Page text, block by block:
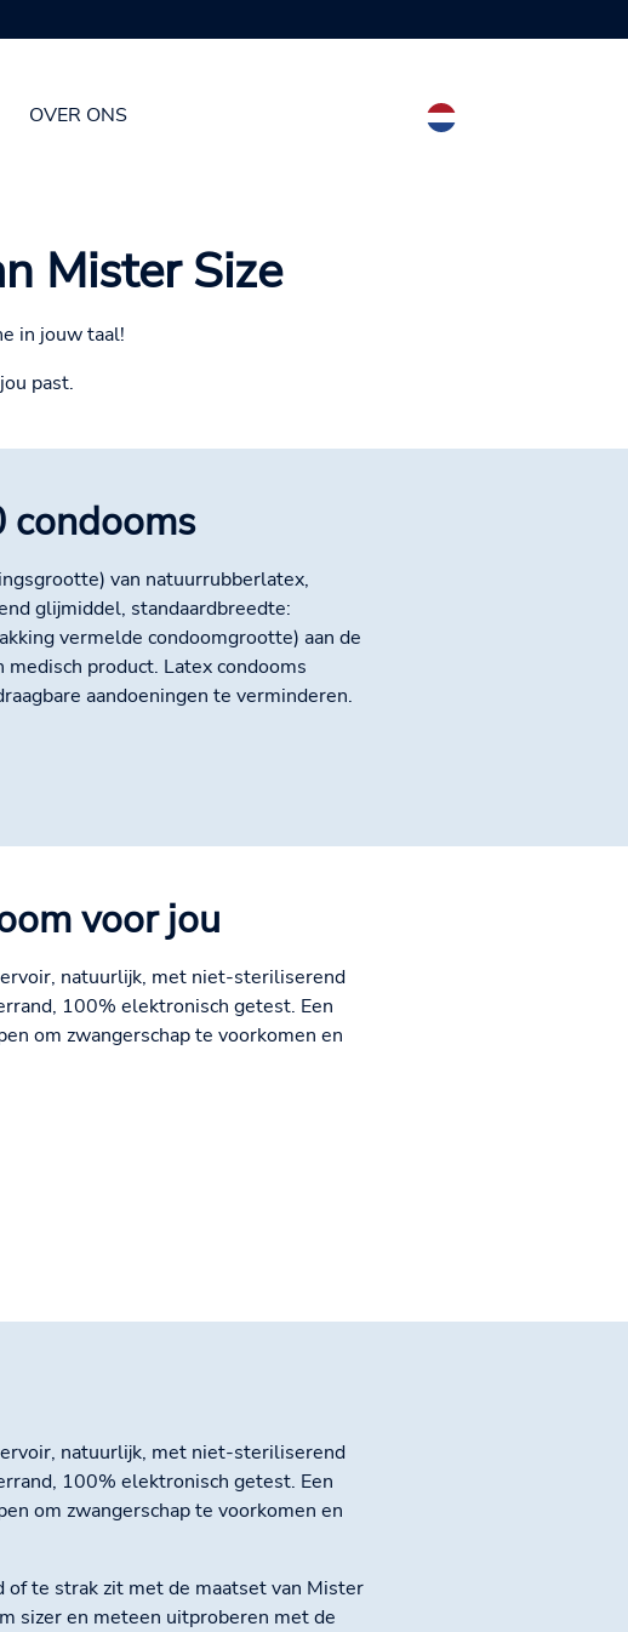
OVER ONS
Mister Size
in jouw taal!
past.
condooms
van natuurrubberlatex,
glijmiddel, standaardbreedte:
vermelde condoomgrootte) aan de
product. Latex condooms
aandoeningen te verminderen.
voor jou
natuurlijk, met niet-steriliserend
100% elektronisch getest. Een
om zwangerschap te voorkomen en
natuurlijk, met niet-steriliserend
100% elektronisch getest. Een
om zwangerschap te voorkomen en
of te strak zit met de maatset van Mister
sizer en meteen uitproberen met de